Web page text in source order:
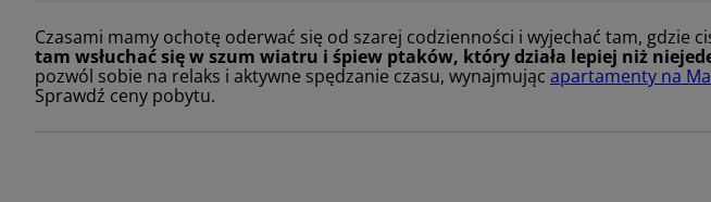
Czasami mamy ochotę oderwać się od szarej codzienności i wyjechać tam, gdzie
tam wsłuchać się w szum wiatru i śpiew ptaków, który działa lepiej niż
pozwól sobie na relaks i aktywne spędzanie czasu, wynajmując apartamenty na
Sprawdź ceny pobytu.